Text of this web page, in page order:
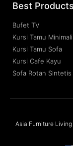
Best Products
Bufet TV
Kursi Tamu
Kursi Tamu Sofa
Kursi Cafe Kayu
Sofa Rotan Sintetis
Asia Furniture